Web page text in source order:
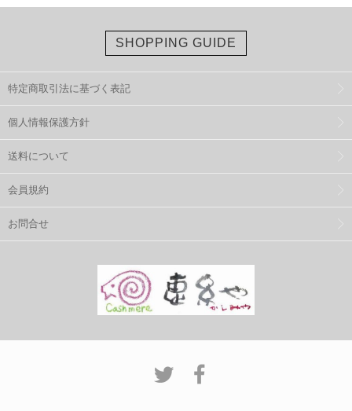
SHOPPING GUIDE
特定商取引法に基づく表記
個人情報保護方針
送料について
会員規約
お問合せ